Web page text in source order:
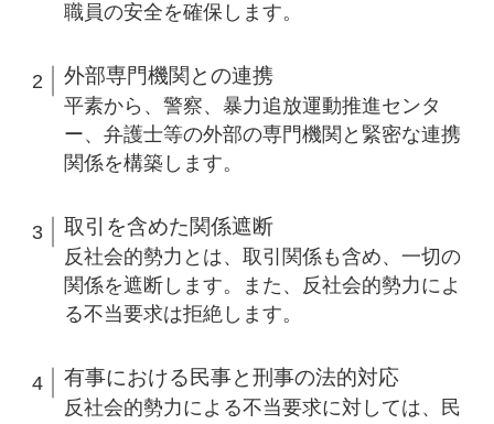
職員の安全を確保します。
外部専門機関との連携
平素から、警察、暴力追放運動推進センタ
ー、弁護士等の外部の専門機関と緊密な連携
関係を構築します。
取引を含めた関係遮断
反社会的勢力とは、取引関係も含め、一切の
関係を遮断します。また、反社会的勢力によ
る不当要求は拒絶します。
有事における民事と刑事の法的対応
反社会的勢力による不当要求に対しては、民